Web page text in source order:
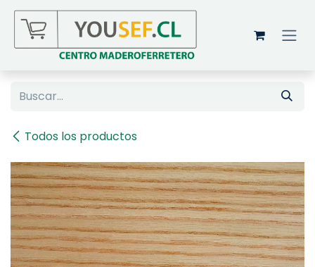
Ir al contenido
Todos los productos